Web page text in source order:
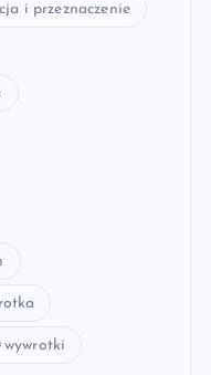
i przeznaczenie
wywrotki